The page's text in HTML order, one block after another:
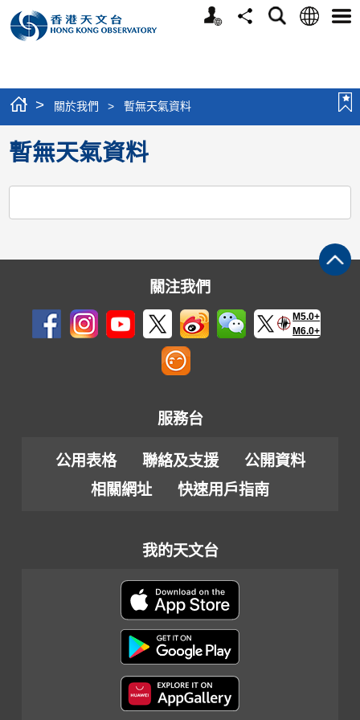
個
分
搜
語
選
> 關於我們 > 暫無天氣資料
暫無天氣資料
關注我們
M5.0+
M6.0+
服務台
公用表格 聯絡及支援
公開資料
相關網址
快速用戶指南
我的天文台